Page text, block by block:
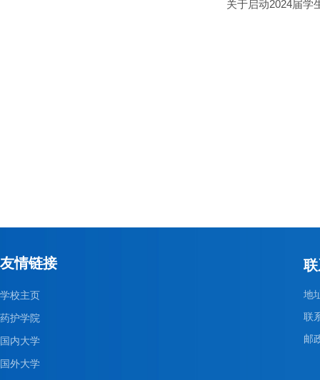
关于启动2024届学
友情链接
学校主页
药护学院
国内大学
国外大学
地
联
邮